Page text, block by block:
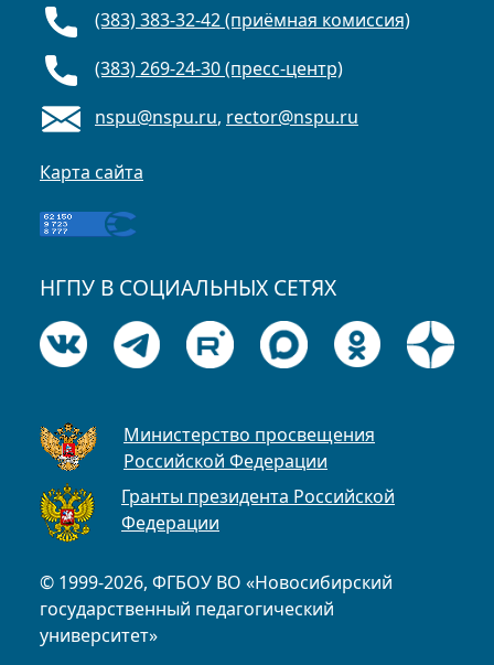
© 1999-2026, ФГБОУ ВО «Новосибирский
государственный педагогический
университет»
(383) 383-32-42 (приёмная комиссия)
(383) 269-24-30 (пресс-центр)
nspu@nspu.ru, rector@nspu.ru
Карта сайта
НГПУ В СОЦИАЛЬНЫХ СЕТЯХ
Министерство просвещения
Российской Федерации
Гранты президента Российской
Федерации